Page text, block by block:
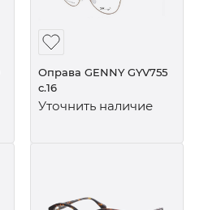
Оправа GENNY GYV755
c.16
Уточнить наличие